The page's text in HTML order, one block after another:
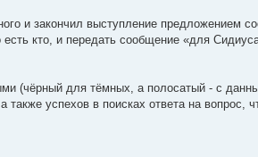
и закончил выступление предложением
кто, и передать сообщение «для
(чёрный для тёмных, а полосатый - с
успехов в поисках ответа на вопрос,